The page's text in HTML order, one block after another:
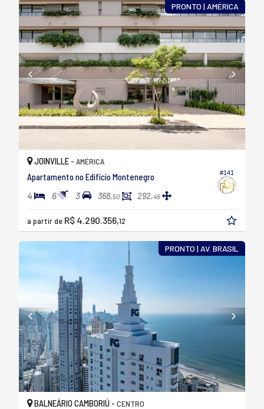
PRONTO | AMÉRICA
#141
JOINVILLE - AMÉRICA
Apartamento no Edifício Montenegro
4 6 3 368,50 292,45
a partir de R$ 4.290.356,12
PRONTO | AV. BRASIL
BALNEÁRIO CAMBORIÚ - CENTRO